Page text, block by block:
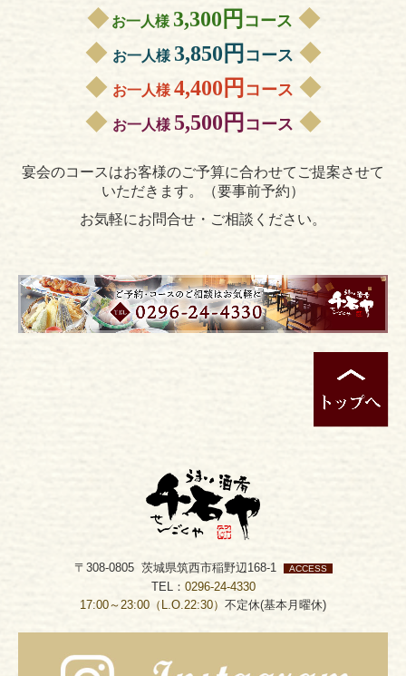
◆ お一人様 3,300円 コース ◆
◆ お一人様 3,850円 コース ◆
◆ お一人様 4,400円 コース ◆
◆ お一人様 5,500円 コース ◆
宴会のコースはお客様のご予算に合わせてご提案させて
いただきます。（要事前予約）
お気軽にお問合せ・ご相談ください。
〒308-0805 茨城県筑西市稲野辺168-1 ACCESS
TEL： 0296-24-4330
17:00～23:00（L.O.22:30） 不定休(基本月曜休)